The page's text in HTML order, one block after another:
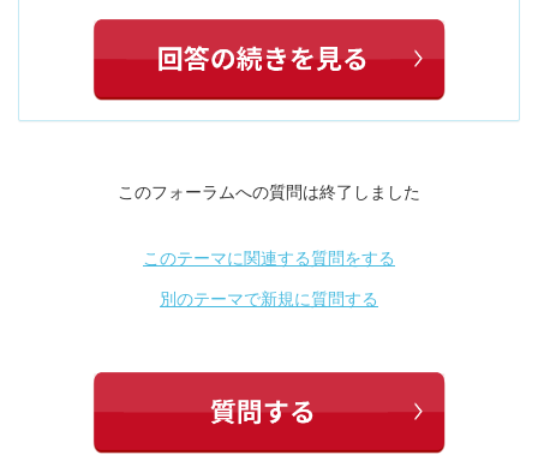
このフォーラムへの質問は終了しました
このテーマに関連する質問をする
別のテーマで新規に質問する